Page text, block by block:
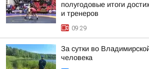
полугодовые итоги
и тренеров
09:29
За сутки во
человека